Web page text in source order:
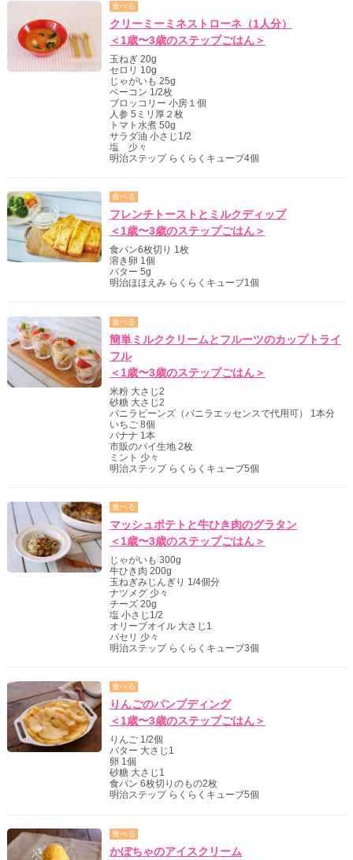
食べる
クリーミーミネストローネ（1人分）
＜1歳〜3歳のステップごはん＞
玉ねぎ 20g
セロリ 10g
じゃがいも 25g
ベーコン 1/2枚
ブロッコリー 小房１個
人参 5ミリ厚２枚
トマト水煮 50g
サラダ油 小さじ1/2
塩 少々
明治ステップ らくらくキューブ4個
食べる
フレンチトーストとミルクディップ
＜1歳〜3歳のステップごはん＞
食パン6枚切り 1枚
溶き卵 1個
バター 5g
明治ほほえみ らくらくキューブ1個
食べる
簡単ミルククリームとフルーツのカップトライ
フル
＜1歳〜3歳のステップごはん＞
米粉 大さじ2
砂糖 大さじ2
バニラビーンズ（バニラエッセンスで代用可） 1本分
いちご 8個
バナナ 1本
市販のパイ生地 2枚
ミント 少々
明治ステップ らくらくキューブ5個
食べる
マッシュポテトと牛ひき肉のグラタン
＜1歳〜3歳のステップごはん＞
じゃがいも 300g
牛ひき肉 200g
玉ねぎみじんぎり 1/4個分
ナツメグ 少々
チーズ 20g
塩 小さじ1/2
オリーブオイル 大さじ1
パセリ 少々
明治ステップ らくらくキューブ3個
食べる
りんごのパンプディング
＜1歳〜3歳のステップごはん＞
りんご 1/2個
バター 大さじ1
卵 1個
砂糖 大さじ1
食パン 6枚切りのもの2枚
明治ステップ らくらくキューブ5個
食べる
かぼちゃのアイスクリーム